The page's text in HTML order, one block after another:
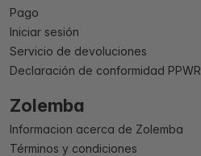
Pago
Iniciar sesión
Servicio de devoluciones
Declaración de conformidad PPWR
Zolemba
Informacion acerca de Zolemba
Términos y condiciones